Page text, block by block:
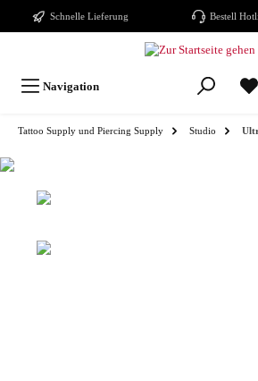
Schnelle Lieferung Bestell
Navigation
Tattoo Supply und Piercing Supply Studio